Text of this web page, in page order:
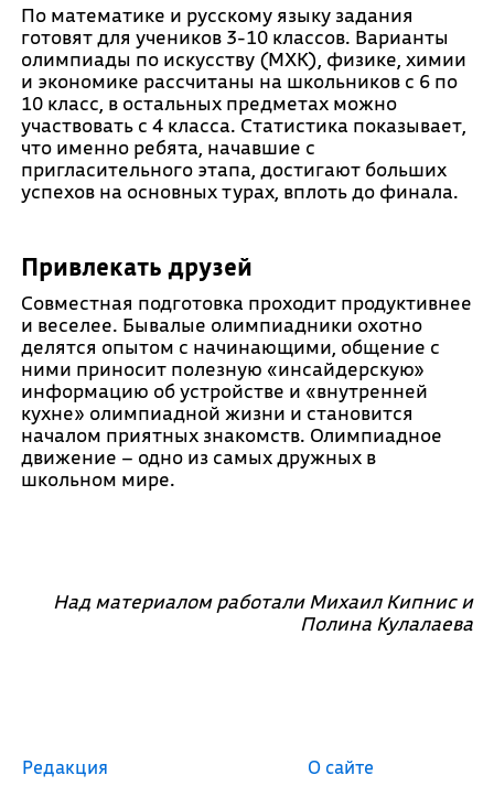
По математике и русскому языку задания
готовят для учеников 3-10 классов. Варианты
олимпиады по искусству (МХК), физике, химии
и экономике рассчитаны на школьников с 6 по
10 класс, в остальных предметах можно
участвовать с 4 класса. Статистика показывает,
что именно ребята, начавшие с
пригласительного этапа, достигают больших
успехов на основных турах, вплоть до финала.
Привлекать друзей
Совместная подготовка проходит продуктивнее
и веселее. Бывалые олимпиадники охотно
делятся опытом с начинающими, общение с
ними приносит полезную «инсайдерскую»
информацию об устройстве и «внутренней
кухне» олимпиадной жизни и становится
началом приятных знакомств. Олимпиадное
движение – одно из самых дружных в
школьном мире.
Над материалом работали Михаил Кипнис и
Полина Кулалаева
Редакция О сайте